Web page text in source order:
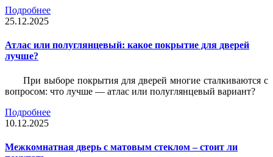
Подробнее
25.12.2025
Атлас или полуглянцевый: какое покрытие для дверей
лучше?
При выборе покрытия для дверей многие сталкиваются с
вопросом: что лучше — атлас или полуглянцевый вариант?
Подробнее
10.12.2025
Межкомнатная дверь с матовым стеклом – стоит ли